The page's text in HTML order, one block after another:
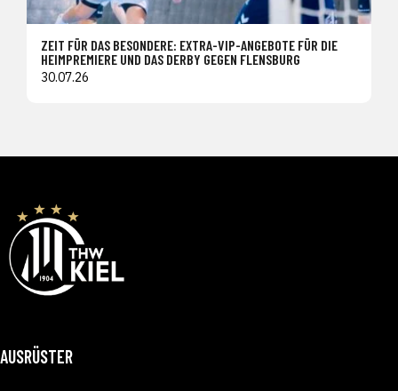
ZEIT FÜR DAS BESONDERE: EXTRA-VIP-ANGEBOTE FÜR DIE
HEIMPREMIERE UND DAS DERBY GEGEN FLENSBURG
30.07.26
AUSRÜSTER